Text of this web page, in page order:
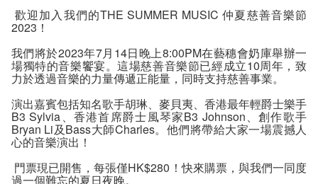
歡迎加入我們的THE SUMMER MUSIC 仲夏慈善音樂節
2023！
我們將於2023年7月14日晚上8:00PM在藝穗會奶庫舉辦一
場獨特的音樂饗宴。這場慈善音樂節已經成立10周年，致
力於透過音樂的力量傳遞正能量，同時支持慈善事業。
演出嘉賓包括知名歌手胡琳、麥貝夷、香港最年輕爵士樂手
B3 Sylvia、香港首席爵士風琴家B3 Johnson、創作歌手
Bryan Li及Bass大師Charles。他們將帶給大家一場震撼人
心的音樂演出！
門票現已開售，每張僅HK$280！快來購票，與我們一同度
過一個難忘的夏日夜晚。